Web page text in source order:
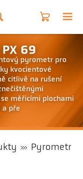
69
pyrometr pro
kvocientové
citlivě na rušení
měřicími plochami
a pře
Pyrometr